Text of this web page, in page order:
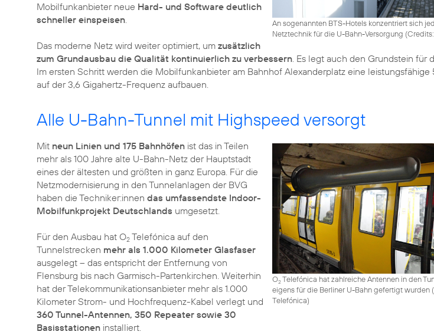
An sogenannten BTS-Hotels konzentriert sich
Netztechnik für die U-Bahn-Versorgung (
Mobilfunkanbieter neue Hard- und Software deutlich
schneller einspeisen.
Das moderne Netz wird weiter optimiert, um zusätzlich
zum Grundausbau die Qualität kontinuierlich zu verbessern. Es legt auch den Grundstein für
Im ersten Schritt werden die Mobilfunkanbieter am Bahnhof Alexanderplatz eine leistungsfähige
auf der 3,6 Gigahertz-Frequenz aufbauen.
Alle U-Bahn-Tunnel mit Highspeed versorgt
O2Telefónica hat zahlreiche Antennen in den
eigens für die Berliner U-Bahn gefertigt wurden (
Telefónica)
Mit neun Linien und 175 Bahnhöfen ist das in Teilen
mehr als 100 Jahre alte U-Bahn-Netz der Hauptstadt
eines der ältesten und größten in ganz Europa. Für die
Netzmodernisierung in den Tunnelanlagen der BVG
haben die Techniker:innen das umfassendste Indoor-
Mobilfunkprojekt Deutschlands umgesetzt.
Für den Ausbau hat O2 Telefónica auf den
Tunnelstrecken mehr als 1.000 Kilometer Glasfaser
ausgelegt – das entspricht der Entfernung von
Flensburg bis nach Garmisch-Partenkirchen. Weiterhin
hat der Telekommunikationsanbieter mehr als 1.000
Kilometer Strom- und Hochfrequenz-Kabel verlegt und
360 Tunnel-Antennen, 350 Repeater sowie 30
Basisstationen installiert.